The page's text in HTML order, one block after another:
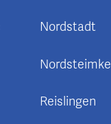
Nordstadt
Nordsteimke
Reislingen